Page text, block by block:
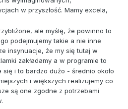
w przyszłość. Mamy excela,
ale myślę, że powinno to
podejmujemy takie a nie inne
insynuacje, że my się tutaj w
zakładamy a w programie to
i to bardzo dużo - średnio około
i większych realizujemy co
są one zgodne z potrzebami